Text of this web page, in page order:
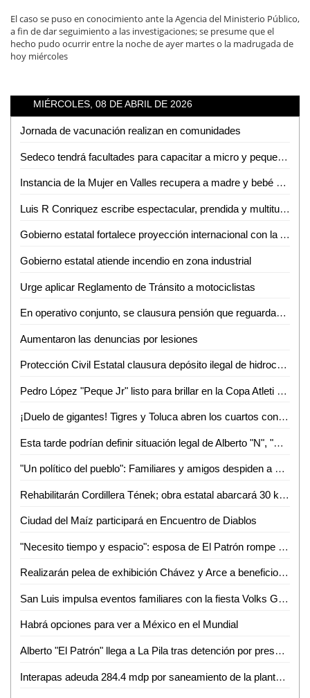
El caso se puso en conocimiento ante la Agencia del Ministerio Público,
a fin de dar seguimiento a las investigaciones; se presume que el
hecho pudo ocurrir entre la noche de ayer martes o la madrugada de
hoy miércoles
MIÉRCOLES, 08 DE ABRIL DE 2026
Jornada de vacunación realizan en comunidades
Sedeco tendrá facultades para capacitar a micro y pequeños empresarios en la detección de moneda falsa
Instancia de la Mujer en Valles recupera a madre y bebé sustraídos fuera del estado
Luis R Conriquez escribe espectacular, prendida y multitudinaria noche en la Fenae
Gobierno estatal fortalece proyección internacional con la Arena Potosí
Gobierno estatal atiende incendio en zona industrial
Urge aplicar Reglamento de Tránsito a motociclistas
En operativo conjunto, se clausura pensión que reguardaba autotanques con hidrocarburos sin los permisos correspondientes
Aumentaron las denuncias por lesiones
Protección Civil Estatal clausura depósito ilegal de hidrocarburos
Pedro López "Peque Jr" listo para brillar en la Copa Atleti 2026
¡Duelo de gigantes! Tigres y Toluca abren los cuartos con alta tensión
Esta tarde podrían definir situación legal de Alberto "N", "El Patrón", por violencia familiar
"Un político del pueblo": Familiares y amigos despiden a Juan José Ortiz Azuara con toque de silencio
Rehabilitarán Cordillera Tének; obra estatal abarcará 30 kilómetros
Ciudad del Maíz participará en Encuentro de Diablos
"Necesito tiempo y espacio": esposa de El Patrón rompe el silencio tras su detención por presunta violencia
Realizarán pelea de exhibición Chávez y Arce a beneficio en Puebla
San Luis impulsa eventos familiares con la fiesta Volks Girls
Habrá opciones para ver a México en el Mundial
Alberto "El Patrón" llega a La Pila tras detención por presuntas agresiones
Interapas adeuda 284.4 mdp por saneamiento de la planta de aguas residuales Tanque Tenorio